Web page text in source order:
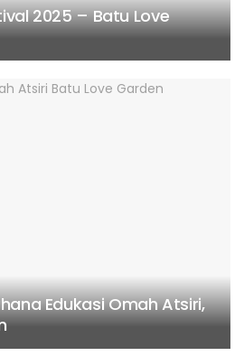
2025 – Batu Love
Edukasi Omah Atsiri,